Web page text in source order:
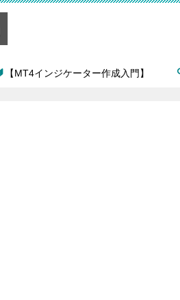
【MT4インジケーター作成入門】